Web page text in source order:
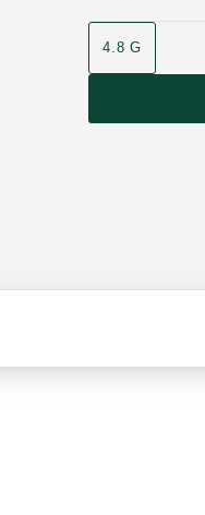
4.8 G